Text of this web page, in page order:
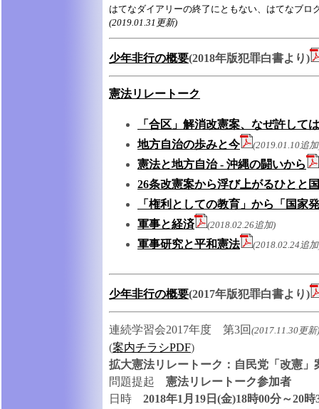
はてなダイアリーの終了にともない、はてなブロ
(2019.01.31更新)
少年非行の概要(2018年版犯罪白書より)
憲法リレートーク
「合区」解消改憲案、なぜ許して
地方自治の歩みと今
(2019.01.10追
憲法と地方自治 - 沖縄の闘いから
26条改憲案から浮び上がるひとと
「権利としての教育」から「国家
軍事と経済
(2018.02.26追加)
軍事研究と平和憲法 (2018.02.24追
少年非行の概要(2017年版犯罪白書より)
連続学習会2017年度 第3回 (2017.11.30更新)
(案内チラシPDF)
拡大憲法リレートーク：自民党「改憲」
問題提起 憲法リレートーク参加者
日時 2018年1月19日(金)18時00分～20時